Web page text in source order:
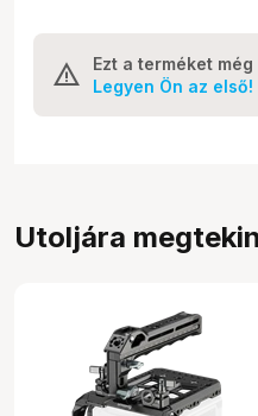
Ezt a terméket
Legyen Ön az első!
Utoljára